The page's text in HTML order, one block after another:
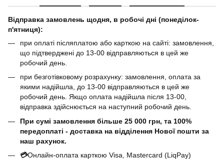
Відправка замовлень щодня, в робочі дні (понеділок-
п'ятниця):
при оплаті післяплатою або карткою на сайті: замовлення,
що підтверджені до 13-00 відправляються в цей же
робочий день.
при безготівковому розрахунку: замовлення, оплата за
якими надійшла, до 13-00 відправляються в цей же
робочий день. Якщо оплата надійшла після 13-00,
відправка здійснюється на наступний робочий день.
При сумі замовлення більше 25 000 грн, та 100%
передоплаті - доставка на відділення Нової пошти за
наш рахунок.
💳Онлайн-оплата карткою Visa, Mastercard (LiqPay)